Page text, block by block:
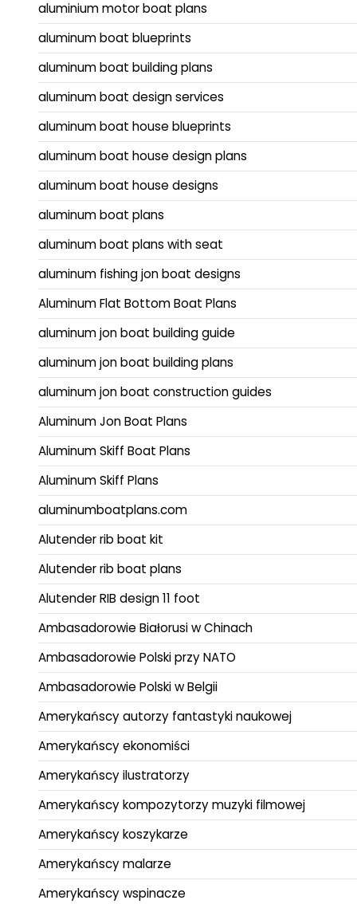
aluminium motor boat plans
aluminum boat blueprints
aluminum boat building plans
aluminum boat design services
aluminum boat house blueprints
aluminum boat house design plans
aluminum boat house designs
aluminum boat plans
aluminum boat plans with seat
aluminum fishing jon boat designs
Aluminum Flat Bottom Boat Plans
aluminum jon boat building guide
aluminum jon boat building plans
aluminum jon boat construction guides
Aluminum Jon Boat Plans
Aluminum Skiff Boat Plans
Aluminum Skiff Plans
aluminumboatplans.com
Alutender rib boat kit
Alutender rib boat plans
Alutender RIB design 11 foot
Ambasadorowie Białorusi w Chinach
Ambasadorowie Polski przy NATO
Ambasadorowie Polski w Belgii
Amerykańscy autorzy fantastyki naukowej
Amerykańscy ekonomiści
Amerykańscy ilustratorzy
Amerykańscy kompozytorzy muzyki filmowej
Amerykańscy koszykarze
Amerykańscy malarze
Amerykańscy wspinacze